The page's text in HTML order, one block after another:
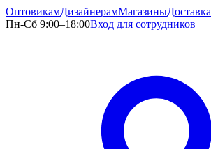
ОптовикамДизайнерамМагазиныДоставка
Пн-Сб 9:00–18:00Вход для сотрудников